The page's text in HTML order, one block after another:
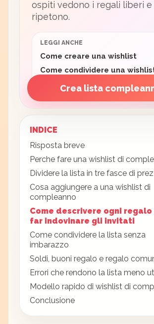
ospiti vedono i regali liberi e
ripetono.
Crea lista
LEGGI ANCHE
Come creare una wishlist
Come condividere una
Come chiedere di usare la
INDICE
Risposta breve
Perche fare una wishlist di
Dividere la lista in tre fasce di
Cosa aggiungere a una wishlist di
compleanno
Come descrivere ogni regalo
far indovinare gli invitati
Come condividere la lista senza
imbarazzo
Soldi, buoni regalo e regalo
Errori che rendono la lista meno
Modello rapido di wishlist di
Conclusione